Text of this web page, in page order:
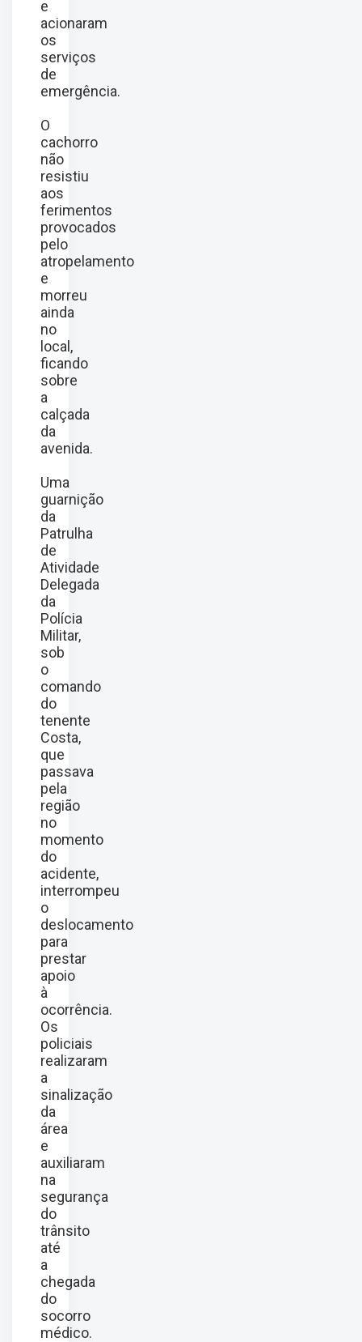
e
acionaram
os
serviços
de
emergência.
O
cachorro
não
resistiu
aos
ferimentos
provocados
pelo
atropelamento
e
morreu
ainda
no
local,
ficando
sobre
a
calçada
da
avenida.
Uma
guarnição
da
Patrulha
de
Atividade
Delegada
da
Polícia
Militar,
sob
o
comando
do
tenente
Costa,
que
passava
pela
região
no
momento
do
acidente,
interrompeu
o
deslocamento
para
prestar
apoio
à
ocorrência.
Os
policiais
realizaram
a
sinalização
da
área
e
auxiliaram
na
segurança
do
trânsito
até
a
chegada
do
socorro
médico.